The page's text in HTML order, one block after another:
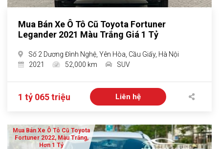
Mua Bán Xe Ô Tô Cũ Toyota Fortuner
Legander 2021 Màu Trắng Giá 1 Tỷ
Số 2 Dương Đình Nghệ, Yên Hòa, Cầu Giấy, Hà Nội
2021
52,000 km SUV
1 tỷ 065 triệu Liên hệ
Mua Bán Xe Ô Tô Cũ Toyota
Fortuner 2022, Màu Trắng,
Hơn 1 Tỷ